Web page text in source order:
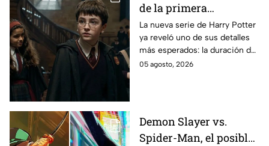
de la primera
temporada de Harry
Potter y emocionará a
los fans de los libros
La nueva serie de Harry Potter
ya reveló uno de sus detalles
más esperados: la duración de
la primera temporada basada
05 agosto, 2026
Demon Slayer vs.
Spider-Man, el posible